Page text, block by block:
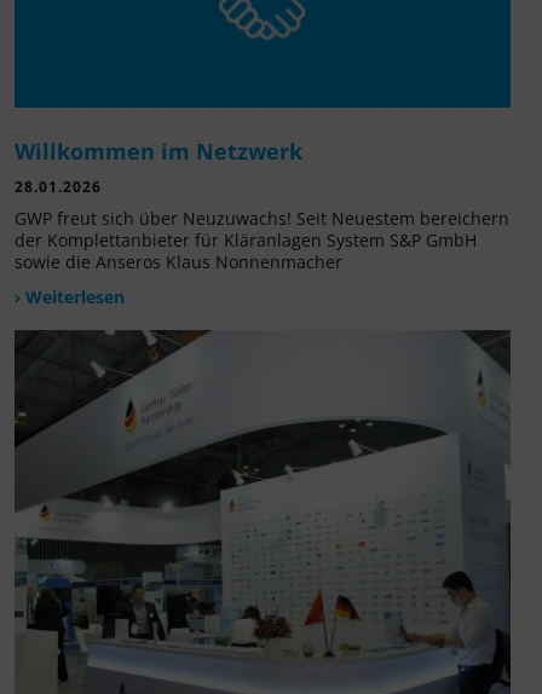
Willkommen im Netzwerk
28.01.2026
GWP freut sich über Neuzuwachs! Seit Neuestem bereichern
der Komplettanbieter für Kläranlagen System S&P GmbH
sowie die Anseros Klaus Nonnenmacher
› Weiterlesen